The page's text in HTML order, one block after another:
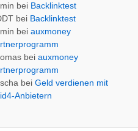
bei Backlinktest
bei Backlinktest
beiauxmoney
beiauxmoney
beiGeld verdienen mit
Anbietern